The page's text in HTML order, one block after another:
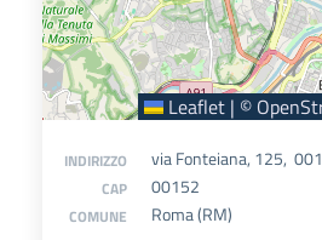
Leaflet | ©
INDIRIZZO via Fonteiana, 125,
CAP 00152
COMUNE Roma (RM)